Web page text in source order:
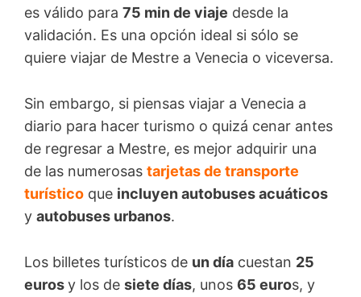
es válido para 75 min de viaje desde la
validación. Es una opción ideal si sólo se
quiere viajar de Mestre a Venecia o viceversa.
Sin embargo, si piensas viajar a Venecia a
diario para hacer turismo o quizá cenar antes
de regresar a Mestre, es mejor adquirir una
de las numerosas tarjetas de transporte
turístico que incluyen autobuses acuáticos
y autobuses urbanos.
Los billetes turísticos de un día cuestan 25
eurosy los de siete días, unos 65 euros, y